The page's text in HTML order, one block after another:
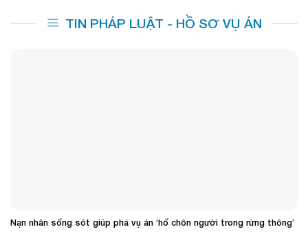
TIN PHÁP LUẬT - HỒ SƠ VỤ ÁN
Nạn nhân sống sót giúp phá vụ án ‘hố chôn người trong rừng thông’